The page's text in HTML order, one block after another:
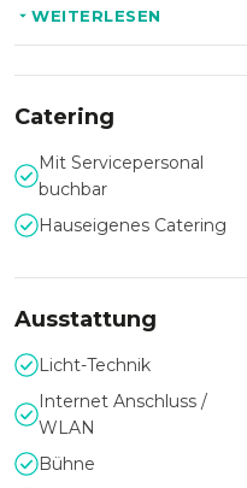
historischeSäulenhalle
Events sind hier genauso
Firmenevents oder
der Vorgarten und der
Die Clubdiskothek kann
werden: der
Die Glasfronten im
Clubdiskothek lassen sich
Location in einzigartiger
verschmelzen.
WEITERLESEN
Catering
Mit Servicepersonal
buchbar
Hauseigenes Catering
Ausstattung
Licht-Technik
Internet Anschluss /
WLAN
Bühne